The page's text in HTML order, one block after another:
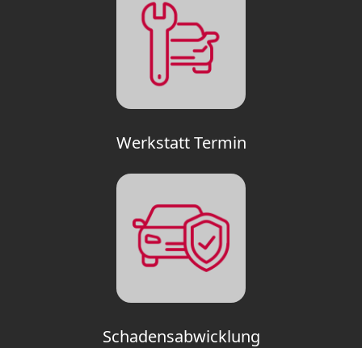
Werkstatt Termin
Schadensabwicklung